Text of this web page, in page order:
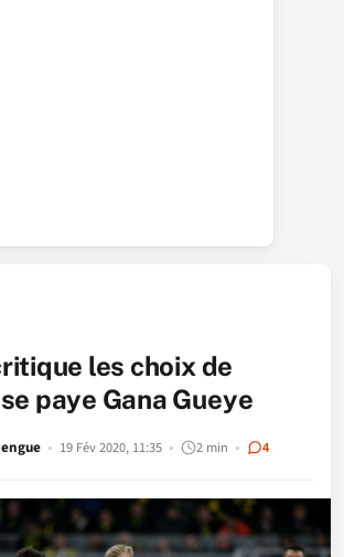
les choix de
paye Gana Gueye
19 Fév 2020, 11:35 2 min 4